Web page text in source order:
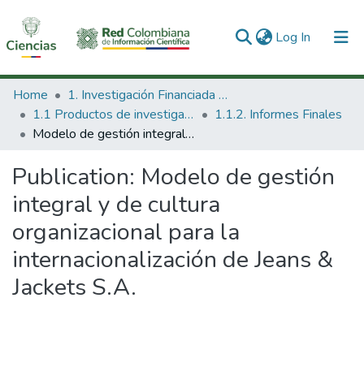
Log In (current)
Communities & Collections
All of DSpace
Home
1. Investigación Financiada con Recursos Públicos
1.1 Productos de investigación
1.1.2. Informes Finales
Modelo de gestión integral y de cultura organizacional para la internacionalización de Jeans & Jackets S.A.
Publication: Modelo de gestión
integral y de cultura
organizacional para la
internacionalización de Jeans &
Jackets S.A.